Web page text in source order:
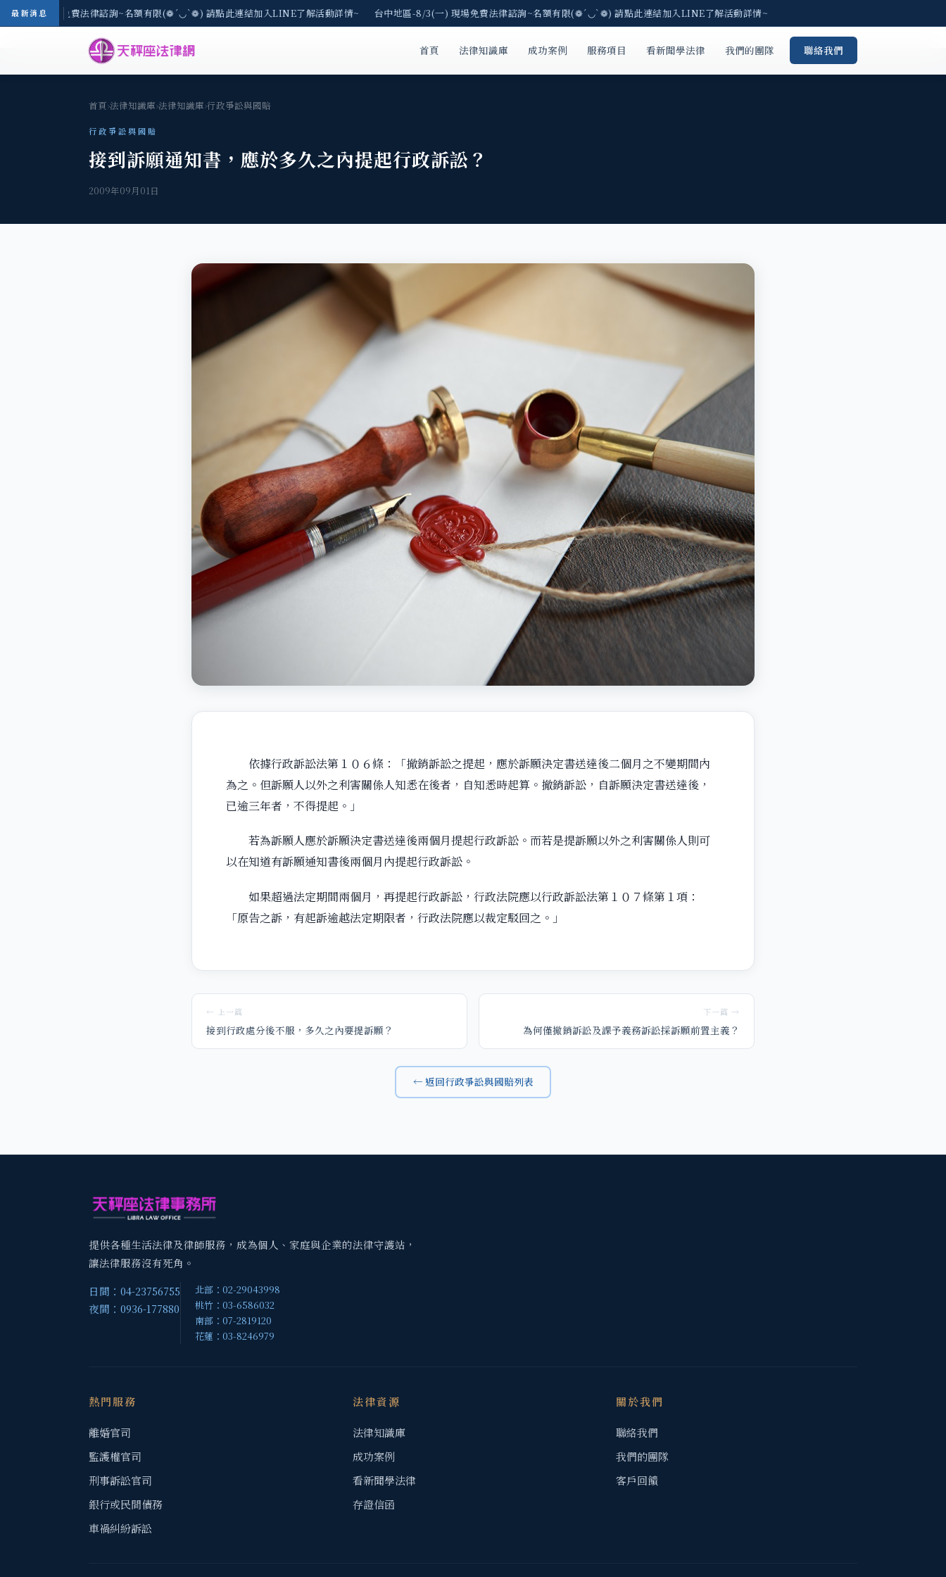
最新消息
3(一) 現場免費法律諮詢~名額有限(❁´◡`❁) 請點此連結加入LINE了解活動詳情~ 台中地區-8/3(一) 現場免費法律諮詢~名額有限(❁´◡`❁) 請點此連結加入LINE了解活動詳情~
首頁 法律知識庫 成功案例 服務項目 看新聞學法律 我們的團隊 聯絡我們
首頁›法律知識庫›法律知識庫›行政爭訟與國賠
行政爭訟與國賠
接到訴願通知書，應於多久之內提起行政訴訟？
2009年09月01日
依據行政訴訟法第１０６條：「撤銷訴訟之提起，應於訴願決定書送達後二個月之不變期間內
為之。但訴願人以外之利害關係人知悉在後者，自知悉時起算。撤銷訴訟，自訴願決定書送達後，
已逾三年者，不得提起。」
若為訴願人應於訴願決定書送達後兩個月提起行政訴訟。而若是提訴願以外之利害關係人則可
以在知道有訴願通知書後兩個月內提起行政訴訟。
如果超過法定期間兩個月，再提起行政訴訟，行政法院應以行政訴訟法第１０７條第１項：
「原告之訴，有起訴逾越法定期限者，行政法院應以裁定駁回之。」
← 上一篇
接到行政處分後不服，多久之內要提訴願？
下一篇 →
為何僅撤銷訴訟及課予義務訴訟採訴願前置主義？
← 返回行政爭訟與國賠列表
提供各種生活法律及律師服務，成為個人、家庭與企業的法律守護站，
讓法律服務沒有死角。
日間：04-23756755
夜間：0936-177880
北部：02-29043998
桃竹：03-6586032
南部：07-2819120
花蓮：03-8246979
熱門服務
離婚官司
監護權官司
刑事訴訟官司
銀行或民間債務
車禍糾紛訴訟
法律資源
法律知識庫
成功案例
看新聞學法律
存證信函
關於我們
聯絡我們
我們的團隊
客戶回饋